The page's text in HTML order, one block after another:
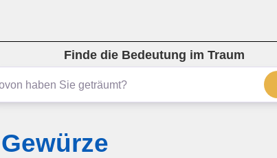
Finde die Bedeutung im Traum